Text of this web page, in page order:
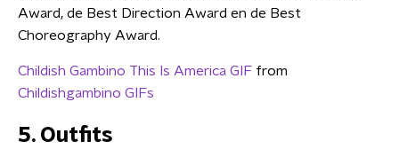
Award, de Best Direction Award en de Best
Choreography Award.
Childish Gambino This Is America GIF from
Childishgambino GIFs
5. Outfits